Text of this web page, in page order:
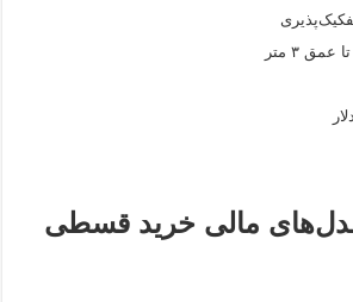
۳ متر
مالی خرید قسطی